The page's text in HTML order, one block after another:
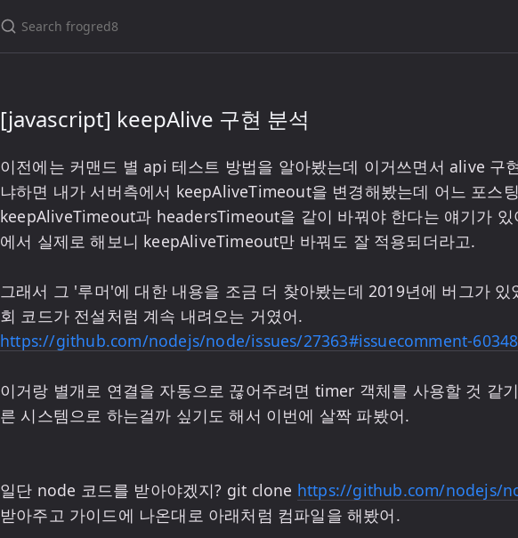
[javascript] keepAlive 구현 분석
이전에는 커맨드 별 api 테스트 방법을 알아봤는데 이거쓰면서 alive 구
냐하면 내가 서버측에서 keepAliveTimeout을 변경해봤는데 어느 포스
keepAliveTimeout과 headersTimeout을 같이 바꿔야 한다는 얘기가
에서 실제로 해보니 keepAliveTimeout만 바꿔도 잘 적용되더라고.
그래서 그 '루머'에 대한 내용을 조금 더 찾아봤는데 2019년에 버그가 있
https://github.com/nodejs/node/issues/27363#issuecomment-
이거랑 별개로 연결을 자동으로 끊어주려면 timer 객체를 사용할 것 같
른 시스템으로 하는걸까 싶기도 해서 이번에 살짝 파봤어.
일단 node 코드를 받아야겠지? git clone https://github.com/nodejs/
받아주고 가이드에 나온대로 아래처럼 컴파일을 해봤어.